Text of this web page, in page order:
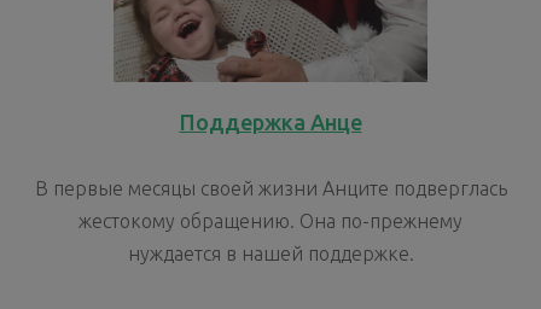
Поддержка Анце
В первые месяцы своей жизни Анците подверглась
жестокому обращению. Она по-прежнему
нуждается в нашей поддержке.